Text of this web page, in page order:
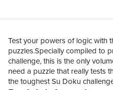
Test your powers of logic with
puzzles.Specially compiled to
challenge, this is the only
need a puzzle that really tests
the toughest Su Doku